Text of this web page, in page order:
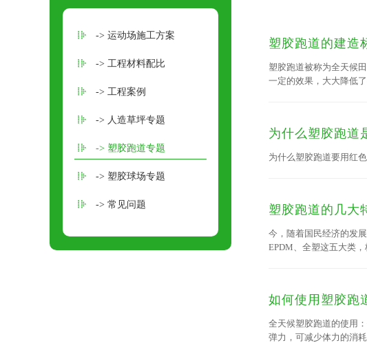
-> 运动场施工方案
-> 工程材料配比
-> 工程案例
-> 人造草坪专题
-> 塑胶跑道专题
-> 塑胶球场专题
-> 常见问题
塑胶跑道的建造
塑胶跑道被称为全天候
一定的效果，大大降低
为什么塑胶跑道
为什么塑胶跑道要用红
塑胶跑道的几大
今，随着国民经济的发
EPDM、全塑这五大类
如何使用塑胶跑
全天候塑胶跑道的使用
弹力，可减少体力的消